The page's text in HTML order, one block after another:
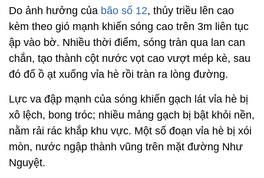
Do ảnh hưởng của bão số 12, thủy triều lên cao
kèm theo gió mạnh khiến sóng cao trên 3m liên tục
ập vào bờ. Nhiều thời điểm, sóng tràn qua lan can
chắn, tạo thành cột nước vọt cao vượt mép kè, sau
đó đổ ồ ạt xuống vỉa hè rồi tràn ra lòng đường.
Lực va đập mạnh của sóng khiến gạch lát vỉa hè bị
xô lệch, bong tróc; nhiều mảng gạch bị bật khỏi nền,
nằm rải rác khắp khu vực. Một số đoạn vỉa hè bị xói
mòn, nước ngập thành vũng trên mặt đường Như
Nguyệt.